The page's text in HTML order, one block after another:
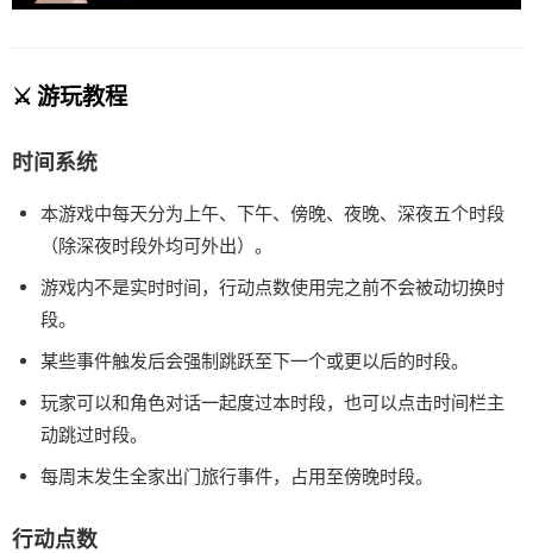
⚔️ 游玩教程
时间系统
本游戏中每天分为上午、下午、傍晚、夜晚、深夜五个时段
（除深夜时段外均可外出）。
游戏内不是实时时间，行动点数使用完之前不会被动切换时
段。
某些事件触发后会强制跳跃至下一个或更以后的时段。
玩家可以和角色对话一起度过本时段，也可以点击时间栏主
动跳过时段。
每周末发生全家出门旅行事件，占用至傍晚时段。
行动点数